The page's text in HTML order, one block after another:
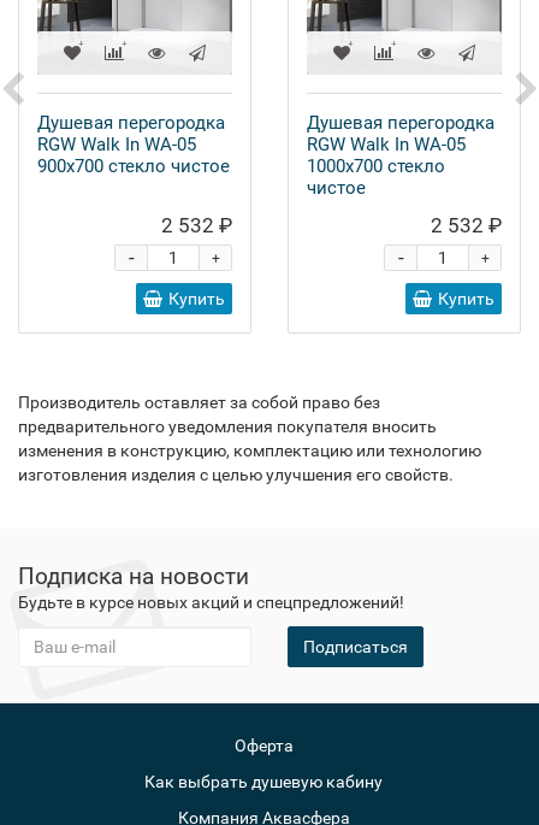
Душевая перегородка
RGW Walk In WA-05
900x700 стекло чистое
2 532 ₽
+
-
Купить
Душевая перегородка
RGW Walk In WA-05
1000x700 стекло
чистое
2 532 ₽
+
-
Купить
Производитель оставляет за собой право без
предварительного уведомления покупателя вносить
изменения в конструкцию, комплектацию или технологию
изготовления изделия с целью улучшения его свойств.
Подписка на новости
Будьте в курсе новых акций и спецпредложений!
Подписаться
Оферта
Как выбрать душевую кабину
Компания Аквасфера